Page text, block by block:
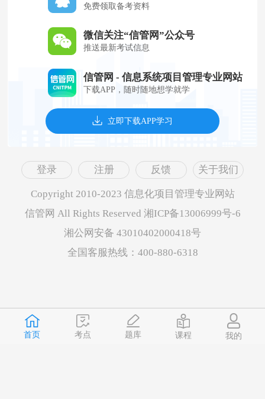
首页 考点 题库 课程 我的
免费领取备考资料
微信关注“信管网”公众号
推送最新考试信息
信管网 - 信息系统项目管理专业网站
下载APP，随时随地想学就学
立即下载APP学习
登录 注册 反馈 关于我们
Copyright 2010-2023 信息化项目管理专业网站
信管网 All Rights Reserved 湘ICP备13006999号-6
湘公网安备 43010402000418号
全国客服热线：400-880-6318